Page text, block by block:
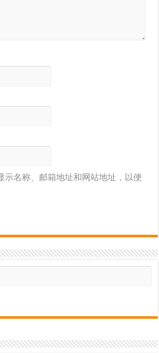
示名称、邮箱地址和网站地址，以便